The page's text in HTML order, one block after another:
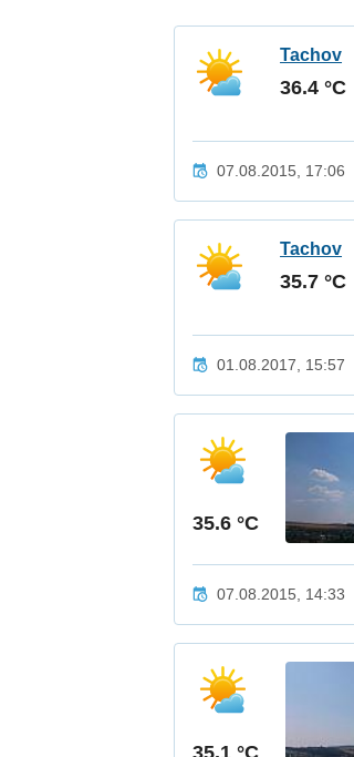
Tachov
36.4 °C
07.08.2015, 17:06
Tachov
35.7 °C
01.08.2017, 15:57
35.6 °C
07.08.2015, 14:33
35.1 °C